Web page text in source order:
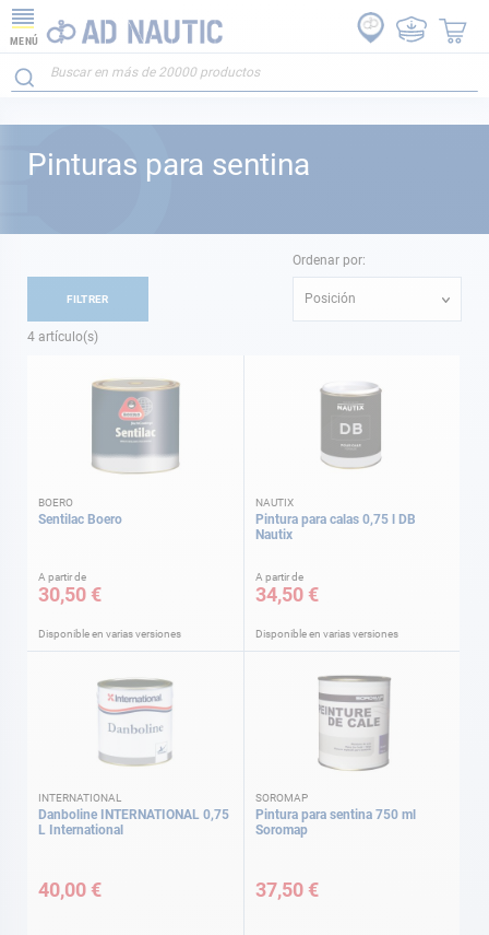
MENÚ
Pinturas para sentina
4 artículo(s)
Ordenar por:
Posición
BOERO
Sentilac Boero
A partir de
30,50 €
Disponible en varias versiones
NAUTIX
Pintura para calas 0,75 l DB
Nautix
A partir de
34,50 €
Disponible en varias versiones
INTERNATIONAL
Danboline INTERNATIONAL 0,75
L International
40,00 €
SOROMAP
Pintura para sentina 750 ml
Soromap
37,50 €
FILTRER